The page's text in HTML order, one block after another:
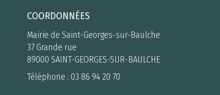
COORDONNÉES
Mairie de Saint-Georges-sur-Baulche
37 Grande rue
89000 SAINT-GEORGES-SUR-BAULCHE
Téléphone : 03 86 94 20 70